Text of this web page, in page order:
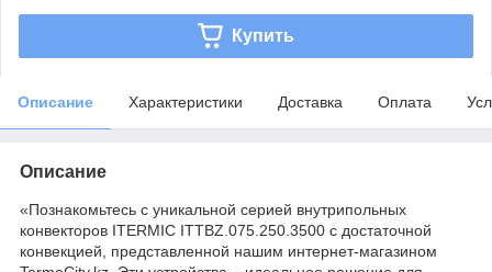
Купить
Описание Характеристики Доставка Оплата
Описание
«Познакомьтесь с уникальной серией внутрипольных
конвекторов ITERMIC ITTBZ.075.250.3500 с достаточной
конвекцией, представленной нашим интернет-магазином